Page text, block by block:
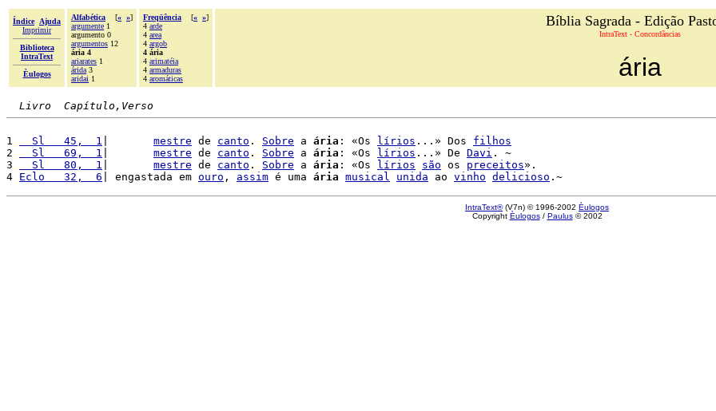
Índice
Ajuda
Imprimir
Biblioteca
IntraText
Èulogos
Alfabética [« »]
argumente 1
argumento 0
argumentos 12
ária 4
ariarates 1
árida 3
aridai 1
Freqüência [« »]
4 arde
4 area
4 argob
4 ária
4 arimatéia
4 armaduras
4 aromáticas
Bíblia Sagrada - Edição
IntraText - Concordâncias
ária
Livro  Capítulo,Verso
1
  Sl   45,  1
mestre de canto . Sobre a ária : «Os lírios ...» Dos filhos
2
  Sl   69,  1
mestre de canto . Sobre a ária : «Os lírios ...» De Davi . ~
3
  Sl   80,  1
mestre de canto . Sobre a ária : «Os lírios são os preceitos».
4 Eclo   32,  6 | engastada em ouro , assim é uma ária musical unida ao vinho delicioso
IntraText®(V7n) © 1996-2002 Èulogos
Copyright Èulogos/ Paulus© 2002